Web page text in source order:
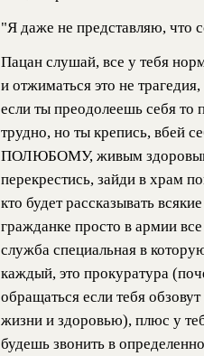
"Я даже не представляю, что
Пацан слушай, все у тебя
и отжиматься это не
если ты преодолеешь себя то
трудно, но ты крепись, вбей
ПОЛЮБОМУ, живым здоровым
перекрестись, зайди в
кто будет рассказывать
гражданке просто в армии
служба специальная в
каждый, это прокуратура
обращаться если тебя
жизни и здоровью), плюс у
будешь звонить в